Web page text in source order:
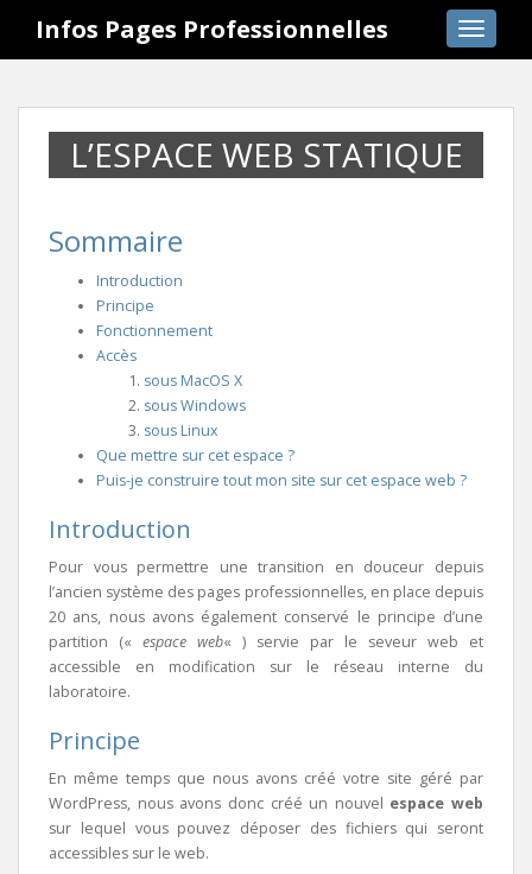
i
Infos Pages Professionnelles
L’ESPACE WEB STATIQUE
Sommaire
Introduction
Principe
Fonctionnement
Accès
sous MacOS X
sous Windows
sous Linux
Que mettre sur cet espace ?
Puis-je construire tout mon site sur cet espace web ?
Introduction
Pour vous permettre une transition en douceur depuis
l’ancien système des pages professionnelles, en place depuis
20 ans, nous avons également conservé le principe d’une
partition (« espace web« ) servie par le seveur web et
accessible en modification sur le réseau interne du
laboratoire.
Principe
En même temps que nous avons créé votre site géré par
WordPress, nous avons donc créé un nouvel espace web
sur lequel vous pouvez déposer des fichiers qui seront
accessibles sur le web.